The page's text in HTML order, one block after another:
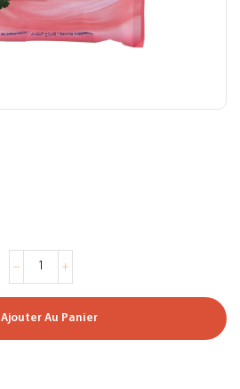
Ajouter Au Panier